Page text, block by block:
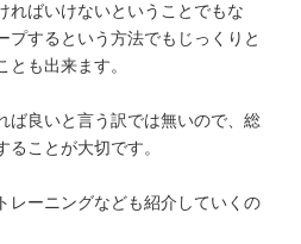
ればいけないということでもな
プするという方法でもじっくりと
も出来ます。
ば良いと言う訳では無いので、総
ことが大切です。
レーニングなども紹介していくの